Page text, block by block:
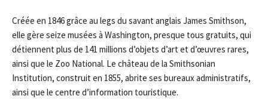
Créée en 1846 grâce au legs du savant anglais James Smithson,
elle gère seize musées à Washington, presque tous gratuits, qui
détiennent plus de 141 millions d’objets d’art et d’œuvres rares,
ainsi que le Zoo National. Le château de la Smithsonian
Institution, construit en 1855, abrite ses bureaux administratifs,
ainsi que le centre d’information touristique.